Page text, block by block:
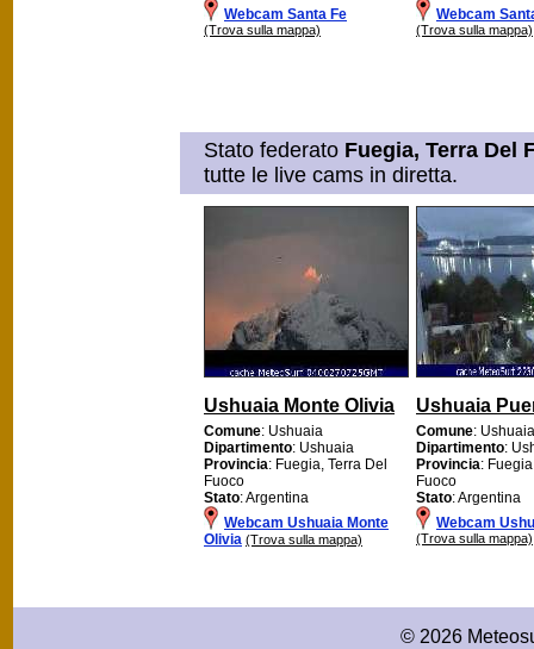
Webcam Santa Fe
(Trova sulla mappa)
Webcam
(Trova sulla mappa)
Stato federato Fuegia, Terra Del
tutte le live cams in diretta.
Ushuaia Monte Olivia
Comune: Ushuaia
Dipartimento: Ushuaia
Provincia: Fuegia, Terra Del
Fuoco
Stato: Argentina
Webcam Ushuaia Monte
Olivia (Trova sulla mappa)
Ushuaia
Comune: Ushuaia
Dipartimento:
Provincia:
Fuoco
Stato: Argentina
Webcam
(Trova sulla mappa)
© 2026